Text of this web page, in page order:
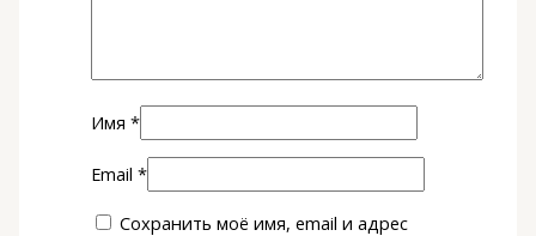
Имя*
Email*
Сохранить моё имя, email и адрес